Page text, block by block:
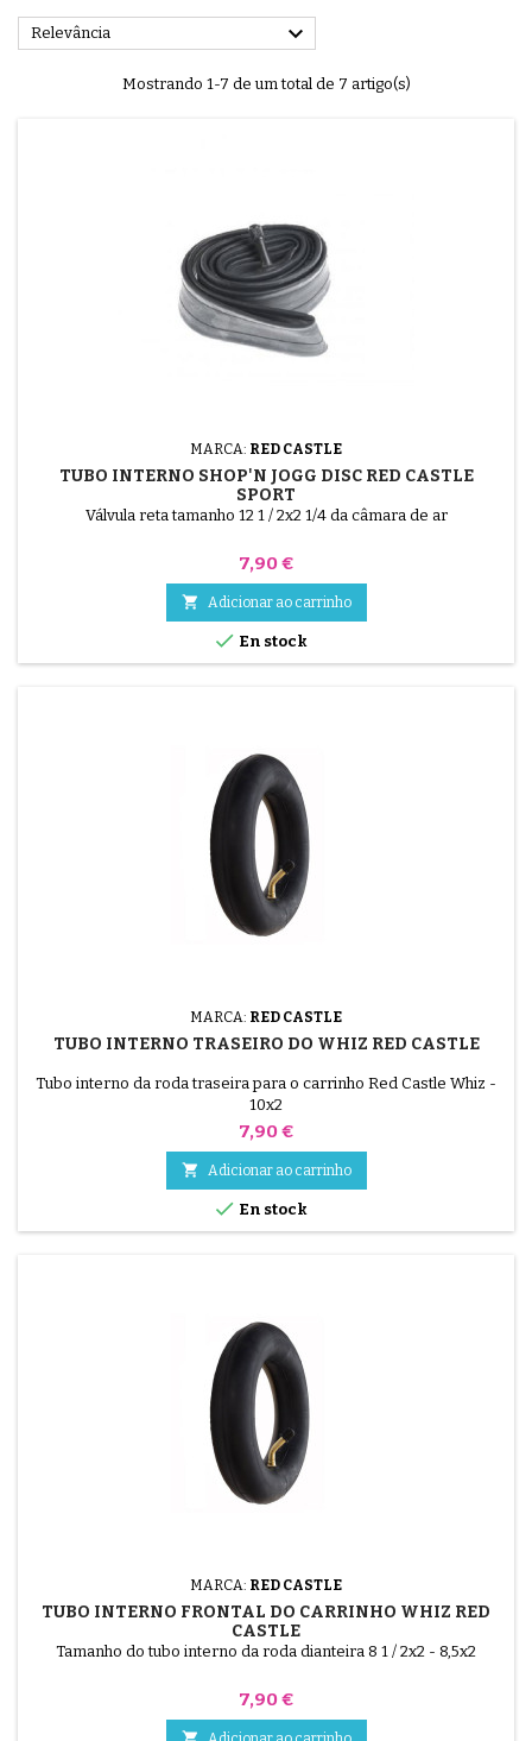
Relevância 
Mostrando 1-7 de um total de 7 artigo(s)
MARCA: RED CASTLE
TUBO INTERNO SHOP'N JOGG DISC RED CASTLE
SPORT
Válvula reta tamanho 12 1 / 2x2 1/4 da câmara de ar
Preço
7,90 €
 Adicionar ao carrinho
 En stock
MARCA: RED CASTLE
TUBO INTERNO TRASEIRO DO WHIZ RED CASTLE
Tubo interno da roda traseira para o carrinho Red Castle Whiz -
10x2
Preço
7,90 €
 Adicionar ao carrinho
 En stock
MARCA: RED CASTLE
TUBO INTERNO FRONTAL DO CARRINHO WHIZ RED
CASTLE
Tamanho do tubo interno da roda dianteira 8 1 / 2x2 - 8,5x2
Preço
7,90 €